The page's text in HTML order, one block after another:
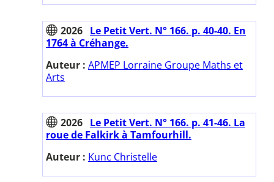
2026 Le Petit Vert. N° 166. p. 40-40. En
1764 à Créhange.
Auteur : APMEP Lorraine Groupe Maths et
Arts
2026 Le Petit Vert. N° 166. p. 41-46. La
roue de Falkirk à Tamfourhill.
Auteur : Kunc Christelle